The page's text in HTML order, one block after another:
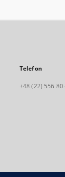
Telefon
+48 (22) 556 80